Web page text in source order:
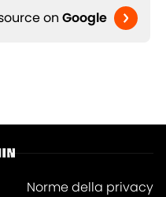
on Google
Norme della privacy